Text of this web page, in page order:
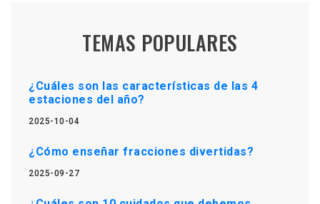
TEMAS POPULARES
¿Cuáles son las características de las 4
estaciones del año?
2025-10-04
¿Cómo enseñar fracciones divertidas?
2025-09-27